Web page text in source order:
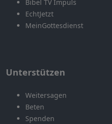
Bibel TV Impuls
EchtJetzt
MeinGottesdienst
Unterstützen
Weitersagen
Beten
Spenden